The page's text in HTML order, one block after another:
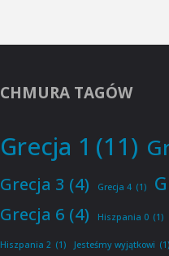
CHMURA TAGÓW
Grecja 1 (11)
Grecja 3 (4) Grecja 4 (1)
Grecja 6 (4) Hiszpania 0 (1)
Hiszpania 2 (1) Jesteśmy wyjątkowi (1)